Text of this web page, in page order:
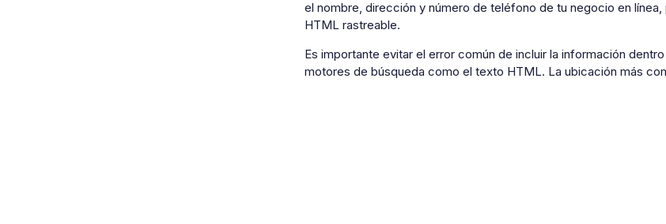
el nombre, dirección y número de teléfono de tu negocio en
HTML rastreable.
Es importante evitar el error común de incluir la información
motores de búsqueda como el texto HTML. La ubicación más